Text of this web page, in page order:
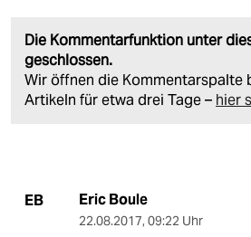
Die Kommentarfunktion unter
geschlossen.
Wir öffnen die Kommentarspalte
Artikeln für etwa drei Tage – hier
EB Eric Boule
22.08.2017, 09:22 Uhr